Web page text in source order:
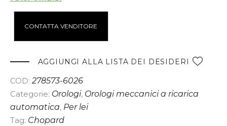
CONTATTA VENDITORE
t
e
a
AGGIUNGI ALLA LISTA DEI DESIDERI
COD: 278573-6026
Categorie: Orologi, Orologi meccanici a ricarica
automatica, Per lei
Tag: Chopard